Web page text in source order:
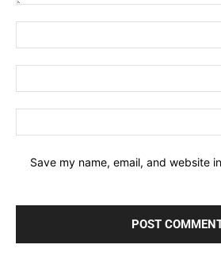
Save my name, email, and website